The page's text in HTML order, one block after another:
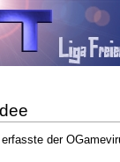
erfasste der